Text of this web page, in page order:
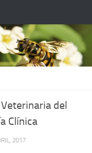
del
Clínica
2017